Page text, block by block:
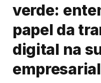
verde:
papel da
digital na
empresarial